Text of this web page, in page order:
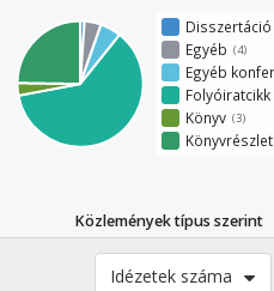
Disszertáció
Egyéb (4)
Folyóiratcikk
Könyv (3)
Könyvrészlet
Közlemények típus szerint
Idézetek száma